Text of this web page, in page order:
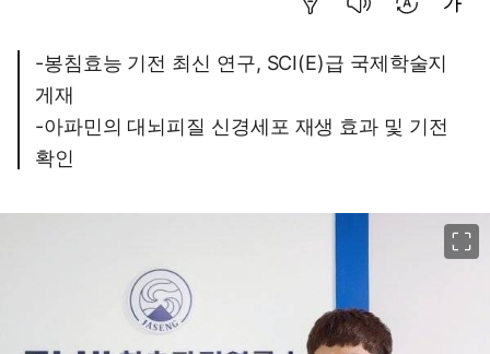
-봉침효능 기전 최신 연구, SCI(E)급 국제학술지
게재
-아파민의 대뇌피질 신경세포 재생 효과 및 기전
확인